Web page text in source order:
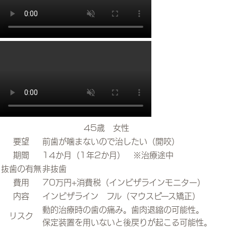
45歳 女性
要望
前歯が噛まないので治したい（開咬）
期間
14か月（1年2か月） ※治療途中
抜歯の有無非抜歯
費用
70万円+消費税（インビザラインモニター）
内容
インビザライン フル（マウスピース矯正）
リスク
動的治療時の歯の痛み。歯肉退縮の可能性。
保定装置を用いないと後戻りが起こる可能性。